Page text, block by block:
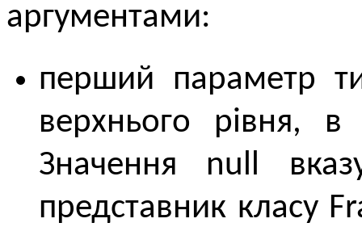
аргументами:
перший параметр
верхнього рівня,
Значення null
представник класу